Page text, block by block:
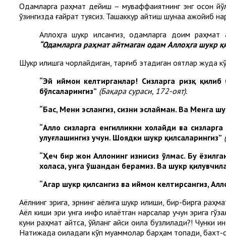
Одамларга раҳмат дейиш – муваффақиятнинг энг осон
ўзингизда ғайрат туясиз. Ташаккур айтиш шунақа ажойиб
Аллоҳга шукр қилсангиз, одамларга доим
“Одамларга раҳмат айтмаган одам Аллоҳга шукр
Шукр қилишга чорлайдиган, тарғиб этадиган оятлар жуда
“Эй иймон келтирганлар! Сизларга ризқ
бўлсаларингиз” (Бақара сураси, 172-оят).
“Бас, Мени эслангиз, сизни эслайман. Ва Менга
“Аллоҳ сизларга енгилликни хоҳлайди ва
улуғлашингиз учун. Шоядки шукр қилсаларингиз”
“Ҳеч бир жон Аллоҳнинг изнисиз ўлмас. Бу
хоҳласа, унга ўшандан берамиз. Ва шукр
“Агар шукр қилсангиз ва иймон келтирсангиз,
Аёлнинг эрига, эрнинг аёлига шукр қилиши, бир-бирга
Аёл киши эри унга инфоқ қилаётган нарсалар учун эрига
куни раҳмат айтса, ўйланг қайси оила бузлилади?! Чунки
Натижада оиладаги кўп муаммолар барҳам топади, бахт-